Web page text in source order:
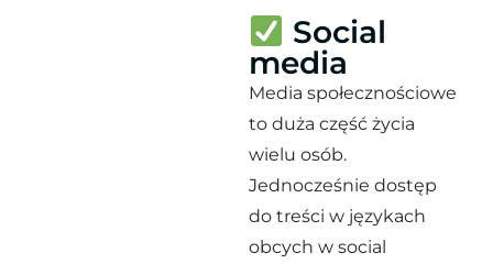
Social
media
Media społecznościowe
to duża część życia
wielu osób.
Jednocześnie dostęp
do treści w językach
obcych w social